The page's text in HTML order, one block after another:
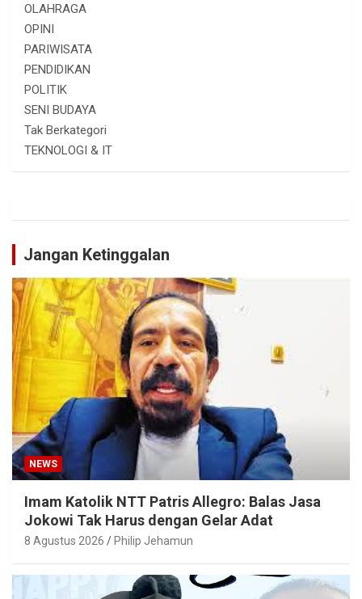
OLAHRAGA
OPINI
PARIWISATA
PENDIDIKAN
POLITIK
SENI BUDAYA
Tak Berkategori
TEKNOLOGI & IT
Jangan Ketinggalan
NEWS
Imam Katolik NTT Patris Allegro: Balas Jasa
Jokowi Tak Harus dengan Gelar Adat
8 Agustus 2026 Philip Jehamun